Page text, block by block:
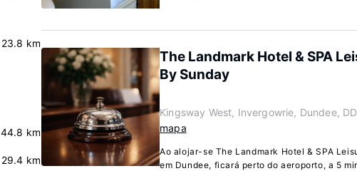
23.8 km
44.8 km
29.4 km
The Landmark Hotel & SPA
By Sunday
Kingsway West, Invergowrie, Dundee,
mapa
Ao alojar-se The Landmark Hotel & SPA
em Dundee, ficará perto do aeroporto, a 5